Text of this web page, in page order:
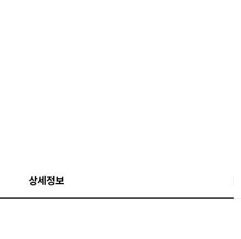
상세정보